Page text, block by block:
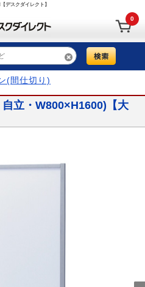
デスクダイレクト】
0
(間仕切り)
立・W800×H1600)【大